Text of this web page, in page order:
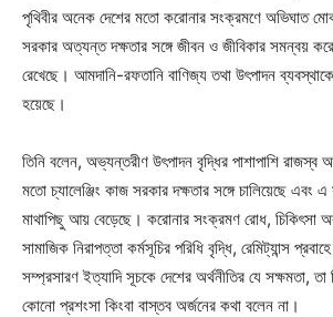
পৃথিবীর অনেক দেশের মতো করোনার সংক্রমণে অভিঘাত
সরকার অত্যন্ত দক্ষতার সঙ্গে জীবন ও জীবিকার সমন্বয়
রেখেছে। আমদানি-রফতানি বাণিজ্য তথা উৎপাদন
হয়েছে।
তিনি বলেন, অভ্যন্তরীণ উৎপাদন বৃদ্ধির পাশাপাশি রাজস্ব
মতো চ্যালেঞ্জিং কাজ সরকার দক্ষতার সঙ্গে চালিয়েছে এবং
মাথাপিছু আয় বেড়েছে। করোনার সংক্রমণ রোধ, চিকিৎসা
সামাজিক নিরাপত্তা কর্মসূচির পরিধি বৃদ্ধি, রেমিট্যান্স
সম্প্রসারণ ইত্যাদি সূচকে দেশের অর্থনীতির যে সক্ষমতা, তা
কোনো প্রশংসা কিংবা বাস্তব অর্জনের কথা বলেন না।